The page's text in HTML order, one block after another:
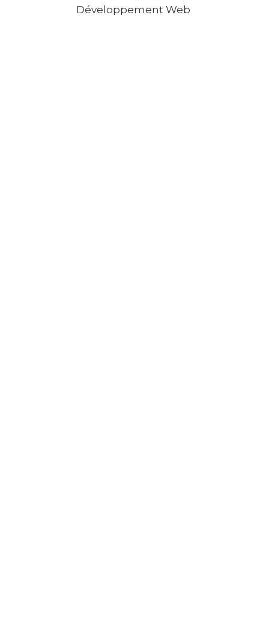
Développement Web